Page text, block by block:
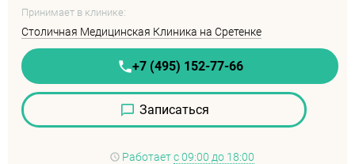
Принимает в клинике:
Столичная Медицинская Клиника на Сретенке
+7 (495) 152-77-66
Записаться
Работает с 09:00 до 18:00